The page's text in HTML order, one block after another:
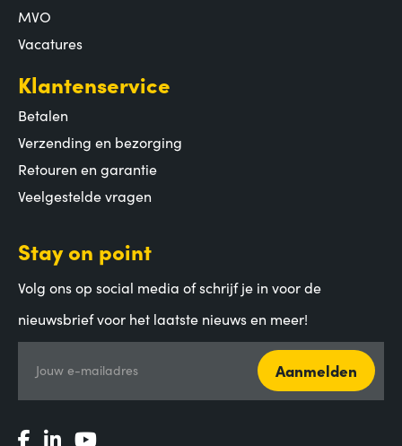
MVO
Vacatures
Klantenservice
Betalen
Verzending en bezorging
Retouren en garantie
Veelgestelde vragen
Stay on point
Volg ons op social media of schrijf je in voor de
nieuwsbrief voor het laatste nieuws en meer!
Jouw e-mailadres Aanmelden